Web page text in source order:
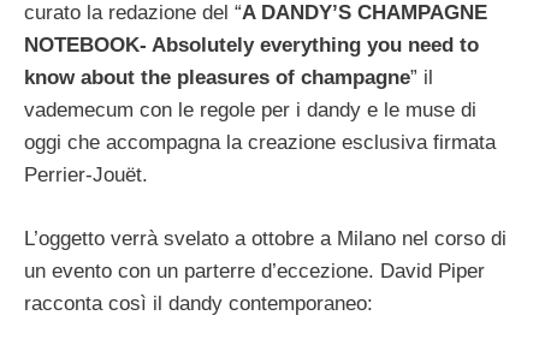
curato la redazione del “A DANDY’S CHAMPAGNE
NOTEBOOK- Absolutely everything you need to
know about the pleasures of champagne” il
vademecum con le regole per i dandy e le muse di
oggi che accompagna la creazione esclusiva firmata
Perrier-Jouët.
L’oggetto verrà svelato a ottobre a Milano nel corso di
un evento con un parterre d’eccezione. David Piper
racconta così il dandy contemporaneo: